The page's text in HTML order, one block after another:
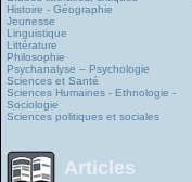
Histoire - Géographie
Jeunesse
Linguistique
Littérature
Philosophie
Psychanalyse – Psychologie
Sciences et Santé
Sciences Humaines - Ethnologie -
Sociologie
Sciences politiques et sociales
Articles